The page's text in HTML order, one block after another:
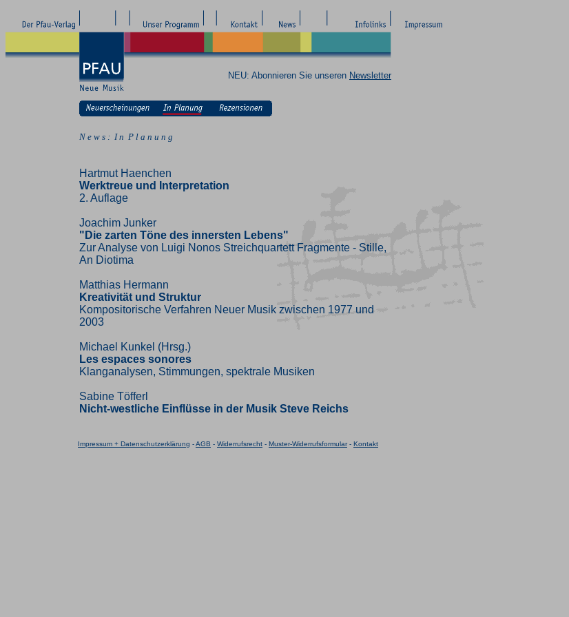
NEU: Abonnieren Sie unseren Newsletter
N e w s : I n P l a n u n g
Hartmut Haenchen
Werktreue und Interpretation
2. Auflage
Joachim Junker
"Die zarten Töne des innersten Lebens"
Zur Analyse von Luigi Nonos Streichquartett Fragmente - Stille,
An Diotima
Matthias Hermann
Kreativität und Struktur
Kompositorische Verfahren Neuer Musik zwischen 1977 und
2003
Michael Kunkel (Hrsg.)
Les espaces sonores
Klanganalysen, Stimmungen, spektrale Musiken
Sabine Töfferl
Nicht-westliche Einflüsse in der Musik Steve Reichs
Impressum + Datenschutzerklärung -AGB - Widerrufsrecht - Muster-Widerrufsformular- Kontakt